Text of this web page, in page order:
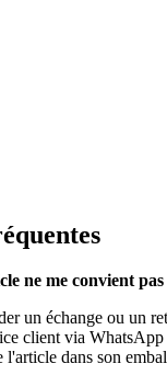
ne me convient pas
un échange ou un
client via
l'article dans son